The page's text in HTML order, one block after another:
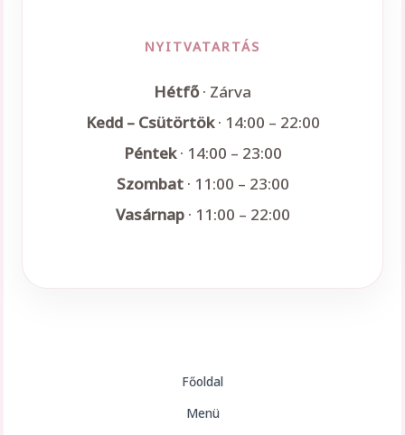
NYITVATARTÁS
Hétfő· Zárva
Kedd – Csütörtök· 14:00 – 22:00
Péntek· 14:00 – 23:00
Szombat· 11:00 – 23:00
Vasárnap· 11:00 – 22:00
Főoldal
Menü